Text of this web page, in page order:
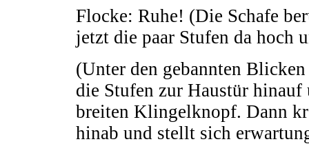
Flocke: Ruhe! (Die Schafe
jetzt die paar Stufen da hoch
(Unter den gebannten
die Stufen zur Haustür
breiten Klingelknopf. Dann
hinab und stellt sich